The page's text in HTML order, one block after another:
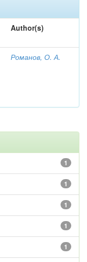
Author(s)
Романов, О. А.
1
1
1
1
1